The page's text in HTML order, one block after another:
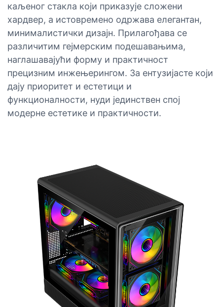
каљеног стакла који приказује сложени
хардвер, а истовремено одржава елегантан,
минималистички дизајн. Прилагођава се
различитим гејмерским подешавањима,
наглашавајући форму и практичност
прецизним инжењерингом. За ентузијасте који
дају приоритет и естетици и
функционалности, нуди јединствен спој
модерне естетике и практичности.